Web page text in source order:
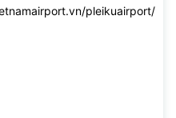
pleikuairport/